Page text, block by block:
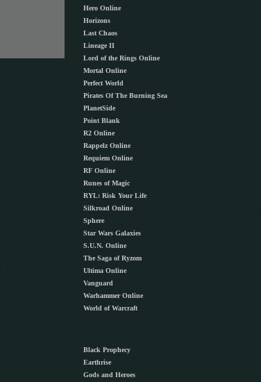
Hero Online
Horizons
Last Chaos
Lineage II
Lord of the Rings Online
Mortal Online
Perfect World
Pirates Of The Burning Sea
PlanetSide
Point Blank
R2 Online
Rappelz Online
Requiem Online
RF Online
Runes of Magic
RYL: Risk Your Life
Silkroad Online
Sphere
Star Wars Galaxies
S.U.N. Online
The Saga of Ryzom
Ultima Online
Vanguard
Warhammer Online
World of Warcraft
Black Prophecy
Earthrise
Gods and Heroes